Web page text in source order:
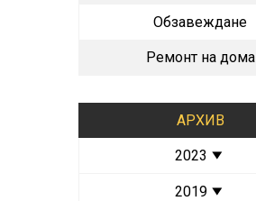
Обзавеждане
Ремонт на дома
АРХИВ
2023
2019